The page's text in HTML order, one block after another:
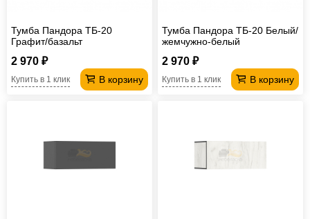
Тумба Пандора ТБ-20
Графит/базальт
2 970 ₽
В корзину
Купить в 1 клик
Тумба Пандора ТБ-20 Белый/
жемчужно-белый
2 970 ₽
В корзину
Купить в 1 клик